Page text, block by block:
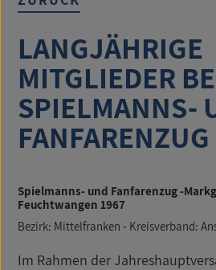
LANGJÄHRIGE
MITGLIEDER
SPIELMANNS-
Spielmanns- und Fanfarenzug -
Feuchtwangen 1967
Bezirk: Mittelfranken - Kreisverband:
Im Rahmen der